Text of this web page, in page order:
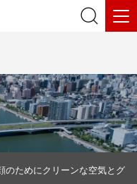
のためにクリーンな空気とグ